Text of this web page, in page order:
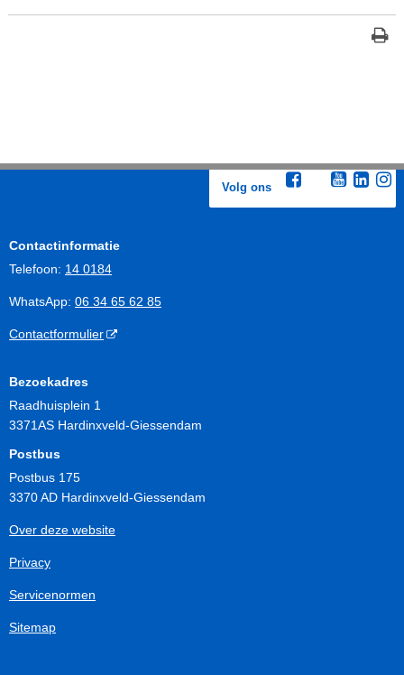
Volg ons
Contactinformatie
Telefoon: 14 0184
WhatsApp: 06 34 65 62 85
Contactformulier
Bezoekadres
Raadhuisplein 1
3371AS Hardinxveld-Giessendam
Postbus
Postbus 175
3370 AD Hardinxveld-Giessendam
Over deze website
Privacy
Servicenormen
Sitemap